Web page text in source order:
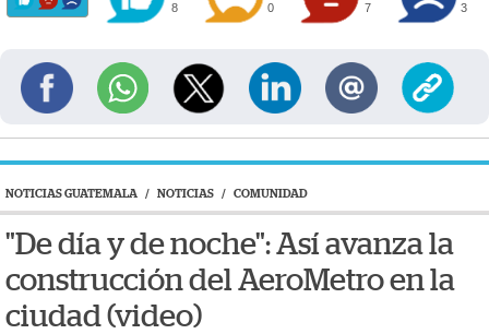
8 0 7 3
NOTICIAS GUATEMALA / NOTICIAS / COMUNIDAD
"De día y de noche": Así avanza la
construcción del AeroMetro en la
ciudad (video)